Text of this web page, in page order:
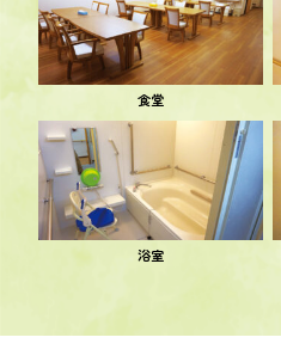
食堂
浴室